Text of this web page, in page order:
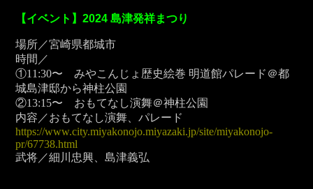
【イベント】2024 島津発祥まつり
場所／宮崎県都城市
時間／
①11:30〜 みやこんじょ歴史絵巻 明道館パレード＠都
城島津邸から神柱公園
②13:15〜 おもてなし演舞＠神柱公園
内容／おもてなし演舞、パレード
https://www.city.miyakonojo.miyazaki.jp/site/miyakonojo-
pr/67738.html
武将／細川忠興、島津義弘